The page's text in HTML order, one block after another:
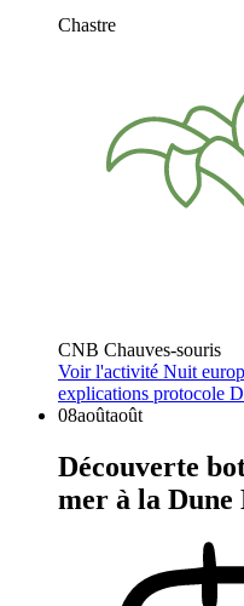
Chastre
CNB Chauves-souris
Voir l'activité Nuit
explications protocole
08aoûtaoût
Découverte
mer à la Dune